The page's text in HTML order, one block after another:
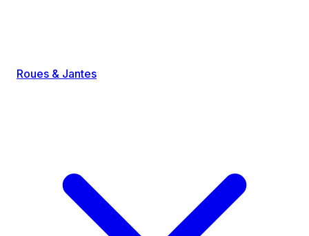
Roues & Jantes